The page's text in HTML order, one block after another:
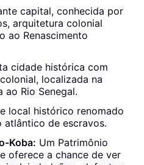
capital, conhecida por
arquitetura colonial
ao Renascimento
cidade histórica com
localizada na
Rio Senegal.
local histórico renomado
de escravos.
Koba: Um Patrimônio
oferece a chance de ver